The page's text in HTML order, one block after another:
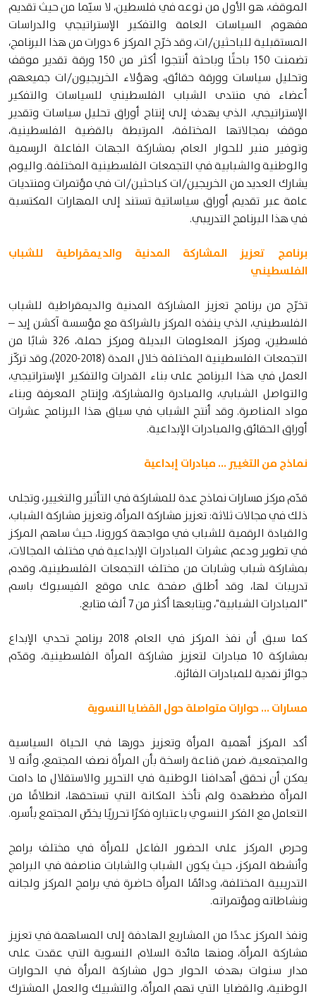
الموقف، هو الأول من نوعه في فلسطين، لا سيّما من حيث تقديم
مفهوم السياسات العامة والتفكير الإستراتيجي والدراسات
المستقبلية للباحثين/ات، وقد خرّج المركز 6 دورات من هذا البرنامج،
تضمنت 150 باحثًا وباحثة أنتجوا أكثر من 150 ورقة تقدير موقف
وتحليل سياسات وورقة حقائق، وهؤلاء الخريجيون/ات جميعهم
أعضاء في منتدى الشباب الفلسطيني للسياسات والتفكير
الإستراتيجي، الذي يهدف إلى إنتاج أوراق تحليل سياسات وتقدير
موقف بمجالاتها المختلفة، المرتبطة بالقضية الفلسطينية،
وتوفير منبر للحوار العام بمشاركة الجهات الفاعلة الرسمية
والوطنية والشبابية في التجمعات الفلسطينية المختلفة. واليوم
يشارك العديد من الخريجين/ات كباحثين/ات في مؤتمرات ومنتديات
عامة عبر تقديم أوراق سياساتية تستند إلى المهارات المكتسبة
في هذا البرنامج التدريبي.
برنامج تعزيز المشاركة المدنية والديمقراطية للشباب
الفلسطيني
تخرّج من برنامج تعزيز المشاركة المدنية والديمقراطية للشباب
الفلسطيني، الذي ينفذه المركز بالشراكة مع مؤسسة آكشن إيد –
فلسطين، ومركز المعلومات البديلة ومركز حملة، 326 شابًا من
التجمعات الفلسطينية المختلفة خلال المدة (2018-2020)، وقد تركّز
العمل في هذا البرنامج على بناء القدرات والتفكير الإستراتيجي،
والتواصل الشبابي، والمبادرة والمشاركة، وإنتاج المعرفة وبناء
مواد المناصرة. وقد أنتج الشباب في سياق هذا البرنامج عشرات
أوراق الحقائق والمبادرات الإبداعية.
نماذج من التغيير ... مبادرات إبداعية
قدّم مركز مسارات نماذج عدة للمشاركة في التأثير والتغيير، وتجلى
ذلك في مجالات ثلاثة: تعزيز مشاركة المرأة، وتعزيز مشاركة الشباب،
والقيادة الرقمية للشباب في مواجهة كورونا، حيث ساهم المركز
في تطوير ودعم عشرات المبادرات الإبداعية في مختلف المجالات،
بمشاركة شباب وشابات من مختلف التجمعات الفلسطينية، وقدم
تدريبات لها، وقد أطلق صفحة على موقع الفيسبوك باسم
"المبادرات الشبابية"، ويتابعها أكثر من 7 ألف متابع.
كما سبق أن نفذ المركز في العام 2018 برنامج تحدي الإبداع
بمشاركة 10 مبادرات لتعزيز مشاركة المرأة الفلسطينية، وقدّم
جوائز نقدية للمبادرات الفائزة.
مسارات ... حوارات متواصلة حول القضايا النسوية
أكد المركز أهمية المرأة وتعزيز دورها في الحياة السياسية
والمجتمعية، ضمن قناعة راسخة بأن المرأة نصف المجتمع، وأنه لا
يمكن أن نحقق أهدافنا الوطنية في التحرير والاستقلال ما دامت
المرأة مضطهدة ولم تأخذ المكانة التي تستحقها، انطلاقًا من
التعامل مع الفكر النسوي باعتباره فكرًا تحرريًا يخصّ المجتمع بأسره.
وحرص المركز على الحضور الفاعل للمرأة في مختلف برامج
وأنشطة المركز، حيث يكون الشباب والشابات مناصفة في البرامج
التدريبية المختلفة، ودائمًا المرأة حاضرة في برامج المركز ولجانه
ونشاطاته ومؤتمراته.
ونفذ المركز عددًا من المشاريع الهادفة إلى المساهمة في تعزيز
مشاركة المرأة، ومنها مائدة السلام النسوية التي عقدت على
مدار سنوات بهدف الحوار حول مشاركة المرأة في الحوارات
الوطنية، والقضايا التي تهم المرأة، والتشبيك والعمل المشترك